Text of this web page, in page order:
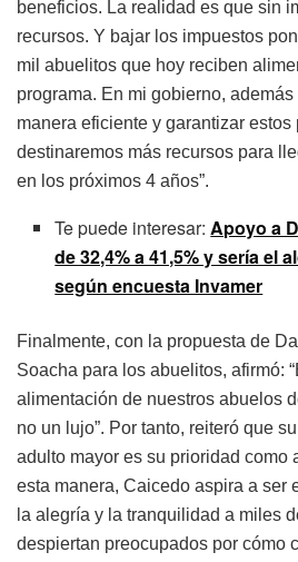
beneficios. La realidad es que sin
recursos. Y bajar los impuestos
mil abuelitos que hoy reciben
programa. En mi gobierno,
manera eficiente y garantizar
destinaremos más recursos para
en los próximos 4 años”.
Te puede interesar:Apoyo a
de 32,4% a 41,5% y sería el
según encuesta Invamer
Finalmente, con la propuesta de
Soacha para los abuelitos, afirmó:
alimentación de nuestros abuelos
no un lujo”. Por tanto, reiteró que
adulto mayor es su prioridad como
esta manera, Caicedo aspira a ser
la alegría y la tranquilidad a miles
despiertan preocupados por cómo